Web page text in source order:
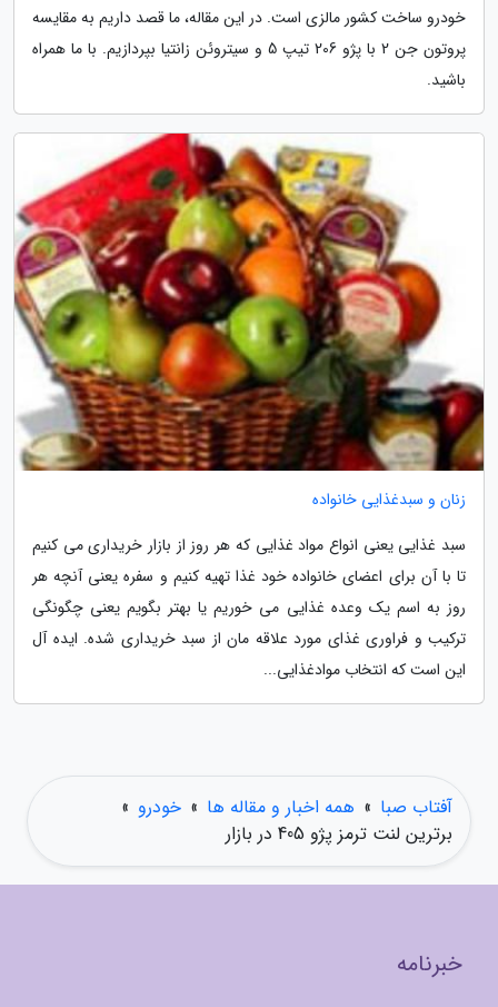
خودرو ساخت کشور مالزی است. در این مقاله، ما قصد داریم به مقایسه
پروتون جن 2 با پژو 206 تیپ 5 و سیتروئن زانتیا بپردازیم. با ما همراه
باشید.
زنان و سبدغذایی خانواده
سبد غذایی یعنی انواع مواد غذایی که هر روز از بازار خریداری می کنیم
تا با آن برای اعضای خانواده خود غذا تهیه کنیم و سفره یعنی آنچه هر
روز به اسم یک وعده غذایی می خوریم یا بهتر بگویم یعنی چگونگی
ترکیب و فراوری غذای مورد علاقه مان از سبد خریداری شده. ایده آل
این است که انتخاب موادغذایی...
آفتاب صبا » همه اخبار و مقاله ها » خودرو »
برترین لنت ترمز پژو 405 در بازار
خبرنامه